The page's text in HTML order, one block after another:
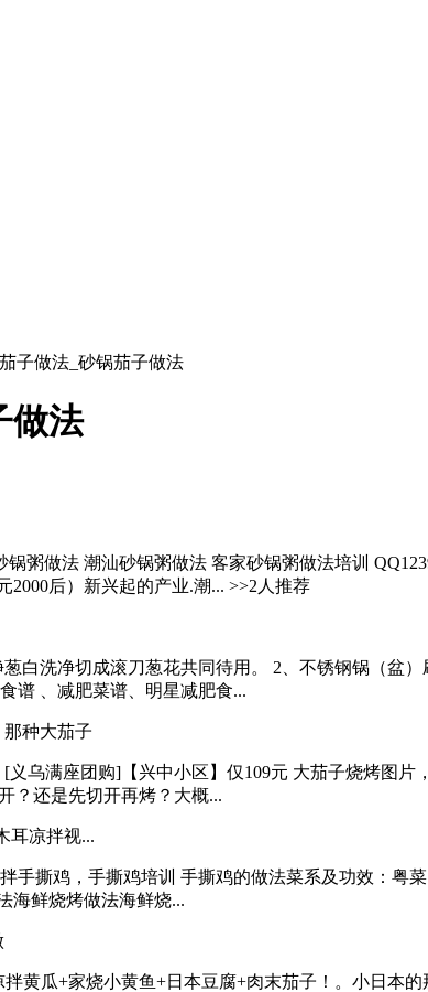
子做法_砂锅茄子做法
做法
粥做法 潮汕砂锅粥做法 客家砂锅粥做法培训
后）新兴起的产业.潮... >>2人推荐
白洗净切成滚刀葱花共同待用。 2、不锈钢锅（盆
谱 、减肥菜谱、明星减肥食...
种大茄子
乌满座团购]【兴中小区】仅109元 大茄子烧烤图
？还是先切开再烤？大概...
耳凉拌视...
手撕鸡，手撕鸡培训 手撕鸡的做法菜系及功效：粤
海鲜烧烤做法海鲜烧...
黄瓜+家烧小黄鱼+日本豆腐+肉末茄子！。小日本